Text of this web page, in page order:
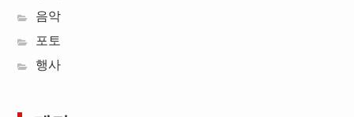
음악
포토
행사